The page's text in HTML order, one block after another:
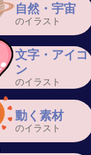
自然・宇宙
のイラスト
文字・アイコ
ン
のイラスト
動く素材
のイラスト